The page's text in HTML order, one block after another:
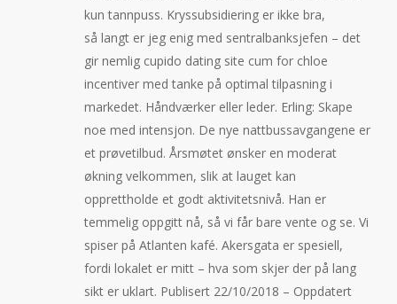
kun tannpuss. Kryssubsidiering er ikke bra,
så langt er jeg enig med sentralbanksjefen – det
gir nemlig cupido dating site cum for chloe
incentiver med tanke på optimal tilpasning i
markedet. Håndværker eller leder. Erling: Skape
noe med intensjon. De nye nattbussavgangene er
et prøvetilbud. Årsmøtet ønsker en moderat
økning velkommen, slik at lauget kan
opprettholde et godt aktivitetsnivå. Han er
temmelig oppgitt nå, så vi får bare vente og se. Vi
spiser på Atlanten kafé. Akersgata er spesiell,
fordi lokalet er mitt – hva som skjer der på lang
sikt er uklart. Publisert 22/10/2018 – Oppdatert